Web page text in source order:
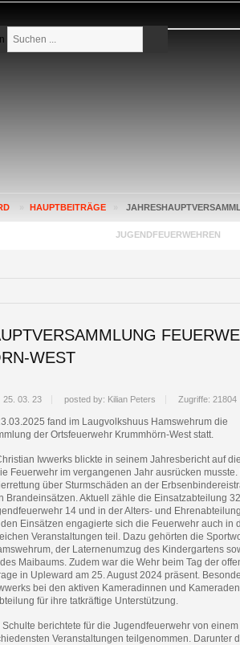
Suchen
...
HAUPTBEITRÄGE
JUGENDFEUERWEHREN
WEST
25. 03. 23 posted by: Kilian Peters Zugriffe: 21804
fand im Laugvolkshuus Hamswehrum die
der Ortsfeuerwehr Krummhörn-West statt.
Iwwerks blickte in seinem Jahresbericht auf
Feuerwehr im vergangenen Jahr ausrücken
über Sturmschäden an der
Brandeinsätzen. Aktuell zähle die Einsatzabteilung
14 und in der Alters- und
Einsätzen engagierte sich die Feuerwehr auch in
Veranstaltungen teil. Dazu gehörten die
der Laternenumzug des Kindergartens
Maibaums. Zudem war die Wehr beim Tag der
in Upleward am 25. August 2024 präsent.
bei den aktiven Kameradinnen und
für ihre tatkräftige Unterstützung.
berichtete für die Jugendfeuerwehr von
Veranstaltungen teilgenommen. Darunter